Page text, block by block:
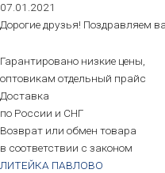
07.01.2021
Дорогие друзья! Поздравляем
Гарантировано низкие цены,
оптовикам отдельный прайс
Доставка
по России и СНГ
Возврат или обмен товара
в соответствии с законом
ЛИТЕЙКА ПАВЛОВО